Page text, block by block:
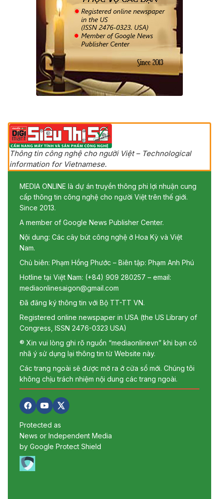
Thông tin công nghệ cho người Việt – Technological
information for Vietnamese.
MEDIA ONLINE là dự án truyền thông phi lợi nhuận cung
cấp thông tin công nghệ cho người Việt trên thế giới.
Since 2013.
A member of Google News Publisher Center.
Nội dung: Các cây bút công nghệ ở Hoa Kỳ và Việt
Nam.
Chủ biên: Phạm Hồng Phước – Biên tập: Phạm Anh Phú
Hotline tại Việt Nam: (+84) 909 280257 – email:
mediaonlinesaigon@gmail.com
Đã đăng ký thông tin với Bộ TT-TT VN.
Registered online newspaper in USA (the US Library of
Congress, ISSN 2476-0323 USA)
® Xin vui lòng ghi rõ nguồn “mediaonlinevn” khi bạn có
nhã ý sử dụng lại thông tin từ Website này.
Các trang ngoài sẽ được mở ra ở cửa sổ mới. Chúng tôi
không chịu trách nhiệm nội dung các trang ngoài.
Protected as
News or Independent Media
by Google Protect Shield